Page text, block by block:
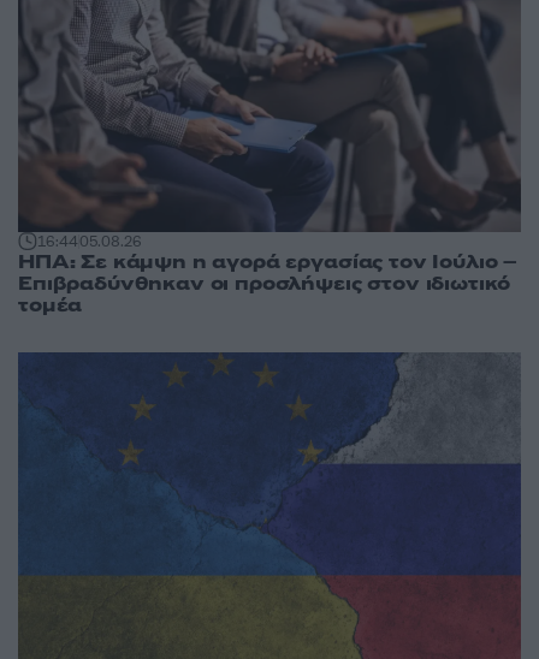
16:4405.08.26
ΗΠΑ: Σε κάμψη η αγορά εργασίας τον Ιούλιο –
Επιβραδύνθηκαν οι προσλήψεις στον ιδιωτικό
τομέα